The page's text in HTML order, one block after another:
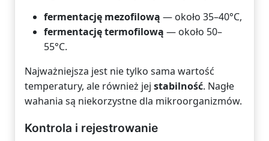
fermentację mezofilową — około 35–40°C,
fermentację termofilową — około 50–
55°C.
Najważniejsza jest nie tylko sama wartość
temperatury, ale również jej stabilność. Nagłe
wahania są niekorzystne dla mikroorganizmów.
Kontrola i rejestrowanie